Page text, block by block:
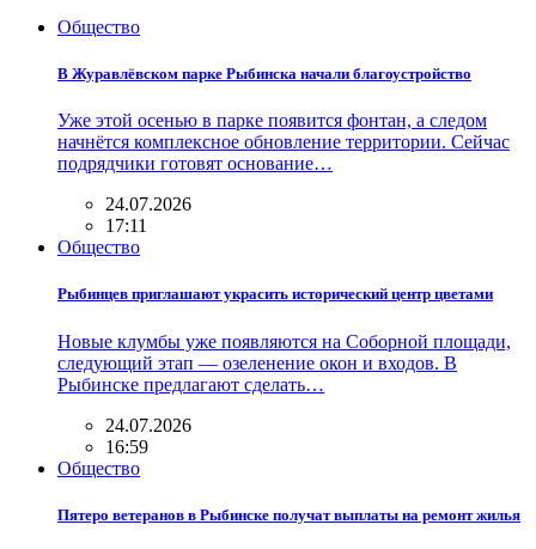
Общество
В Журавлёвском парке Рыбинска начали благоустройство
Уже этой осенью в парке появится фонтан, а следом
начнётся комплексное обновление территории. Сейчас
подрядчики готовят основание…
24.07.2026
17:11
Общество
Рыбинцев приглашают украсить исторический центр цветами
Новые клумбы уже появляются на Соборной площади,
следующий этап — озеленение окон и входов. В
Рыбинске предлагают сделать…
24.07.2026
16:59
Общество
Пятеро ветеранов в Рыбинске получат выплаты на ремонт жилья